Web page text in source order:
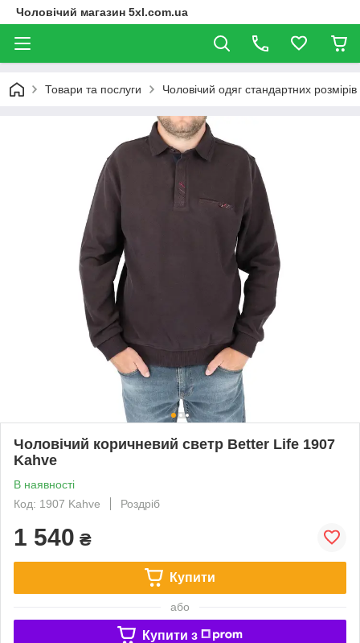
Чоловічий магазин 5xl.com.ua
Товари та послуги Чоловічий одяг стандартних розмірів
Чоловічий коричневий светр Better Life 1907
Kahve
В наявності
Код: 1907 Kahve
Роздріб
1 540 ₴
Купити
або
Купити з